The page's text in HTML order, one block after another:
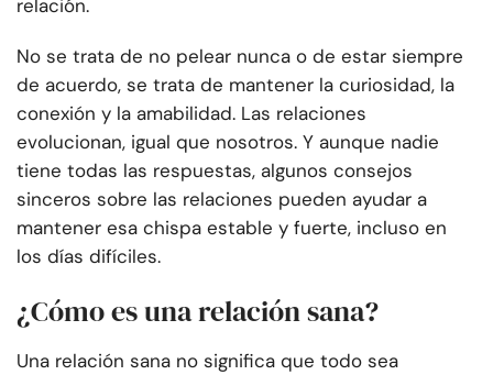
relación.
No se trata de no pelear nunca o de estar siempre
de acuerdo, se trata de mantener la curiosidad, la
conexión y la amabilidad. Las relaciones
evolucionan, igual que nosotros. Y aunque nadie
tiene todas las respuestas, algunos consejos
sinceros sobre las relaciones pueden ayudar a
mantener esa chispa estable y fuerte, incluso en
los días difíciles.
¿Cómo es una relación sana?
Una relación sana no significa que todo sea